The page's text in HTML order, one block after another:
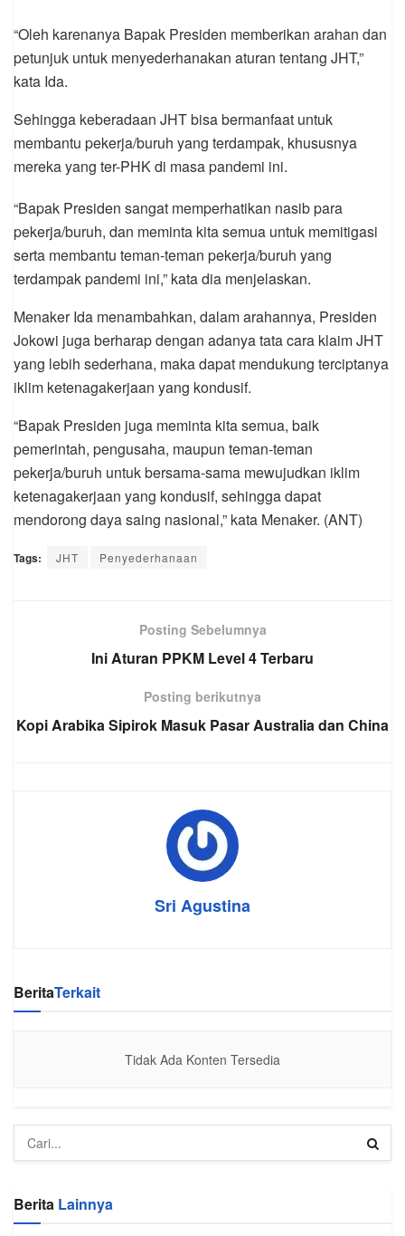
“Oleh karenanya Bapak Presiden memberikan arahan dan
petunjuk untuk menyederhanakan aturan tentang JHT,”
kata Ida.
Sehingga keberadaan JHT bisa bermanfaat untuk
membantu pekerja/buruh yang terdampak, khususnya
mereka yang ter-PHK di masa pandemi ini.
“Bapak Presiden sangat memperhatikan nasib para
pekerja/buruh, dan meminta kita semua untuk memitigasi
serta membantu teman-teman pekerja/buruh yang
terdampak pandemi ini,” kata dia menjelaskan.
Menaker Ida menambahkan, dalam arahannya, Presiden
Jokowi juga berharap dengan adanya tata cara klaim JHT
yang lebih sederhana, maka dapat mendukung terciptanya
iklim ketenagakerjaan yang kondusif.
“Bapak Presiden juga meminta kita semua, baik
pemerintah, pengusaha, maupun teman-teman
pekerja/buruh untuk bersama-sama mewujudkan iklim
ketenagakerjaan yang kondusif, sehingga dapat
mendorong daya saing nasional,” kata Menaker. (ANT)
Tags: JHT Penyederhanaan
Posting Sebelumnya
Ini Aturan PPKM Level 4 Terbaru
Posting berikutnya
Kopi Arabika Sipirok Masuk Pasar Australia dan China
Sri Agustina
BeritaTerkait
Tidak Ada Konten Tersedia
Berita Lainnya